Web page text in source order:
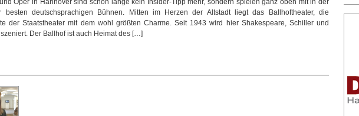
Oper in Hannover sind schon lange kein Insider-Tipp mehr, sondern spielen ganz oben mit in der
besten deutschsprachigen Bühnen. Mitten im Herzen der Altstadt liegt das Ballhoftheater, die
der Staatstheater mit dem wohl größten Charme. Seit 1943 wird hier Shakespeare, Schiller und
Der Ballhof ist auch Heimat des […]